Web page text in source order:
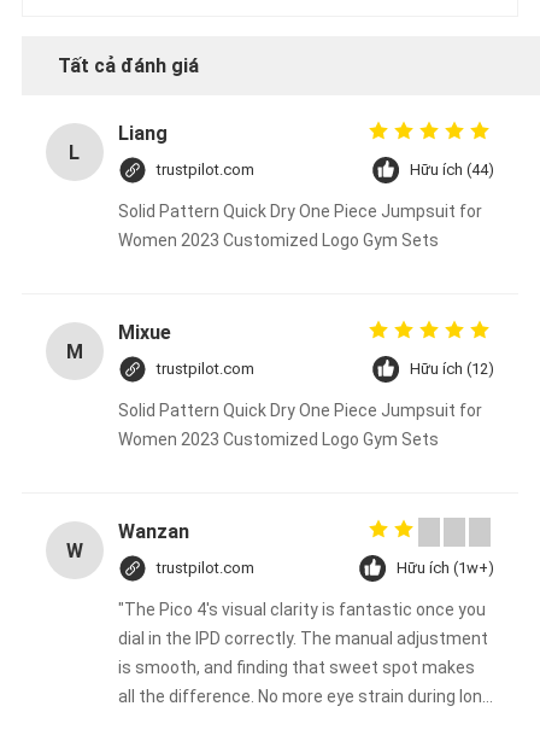
Tất cả đánh giá
L
Liang
trustpilot.com Hữu ích (44)
Solid Pattern Quick Dry One Piece Jumpsuit for
Women 2023 Customized Logo Gym Sets
M
Mixue
trustpilot.com Hữu ích (12)
Solid Pattern Quick Dry One Piece Jumpsuit for
Women 2023 Customized Logo Gym Sets
W
Wanzan
trustpilot.com Hữu ích (1w+)
"The Pico 4's visual clarity is fantastic once you
dial in the IPD correctly. The manual adjustment
is smooth, and finding that sweet spot makes
all the difference. No more eye strain during long